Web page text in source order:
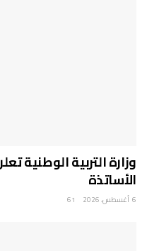
وزارة التربية الوطنية
الأساتذة
6 أغسطس، 2026 61